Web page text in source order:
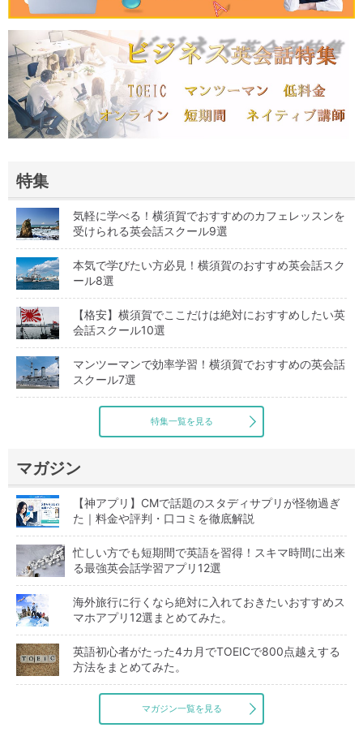
特集
気軽に学べる！横須賀でおすすめのカフェレッスンを
受けられる英会話スクール9選
本気で学びたい方必見！横須賀のおすすめ英会話スク
ール8選
【格安】横須賀でここだけは絶対におすすめしたい英
会話スクール10選
マンツーマンで効率学習！横須賀でおすすめの英会話
スクール7選
特集一覧を見る
マガジン
【神アプリ】CMで話題のスタディサプリが怪物過ぎ
た｜料金や評判・口コミを徹底解説
忙しい方でも短期間で英語を習得！スキマ時間に出来
る最強英会話学習アプリ12選
海外旅行に行くなら絶対に入れておきたいおすすめス
マホアプリ12選まとめてみた。
英語初心者がたった4カ月でTOEICで800点越えする
方法をまとめてみた。
マガジン一覧を見る